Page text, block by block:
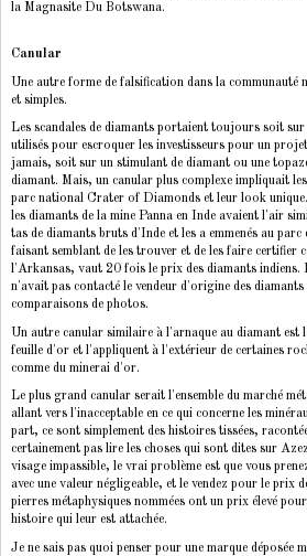
la Magnasite Du Botswana.
Canular
Une autre forme de falsification dans la communauté
et simples.
Les scandales de diamants portaient toujours soit sur
utilisés pour escroquer les investisseurs pour un
jamais, soit sur un stimulant de diamant ou une
diamant. Mais, un canular plus complexe impliquait
parc national Crater of Diamonds et leur look unique.
les diamants de la mine Panna en Inde avaient l'air
tas de diamants bruts d'Inde et les a emmenés au
faisant semblant de les trouver et de les faire certifier
l'Arkansas, vaut 20 fois le prix des diamants indiens.
n'avait pas contacté le vendeur d'origine des
comparaisons de photos.
Un autre canular similaire à l'arnaque au diamant est
feuille d'or et l'appliquent à l'extérieur de certaines
comme du minerai d'or.
Le plus grand canular serait l'ensemble du marché
allant vers l'inacceptable en ce qui concerne les
part, ce sont simplement des histoires tissées,
certainement pas lire les choses qui sont dites sur
visage impassible, le vrai problème est que vous
avec une valeur négligeable, et le vendez pour le prix
pierres métaphysiques nommées ont un prix élevé
histoire qui leur est attachée.
Je ne sais pas quoi penser pour une marque déposée